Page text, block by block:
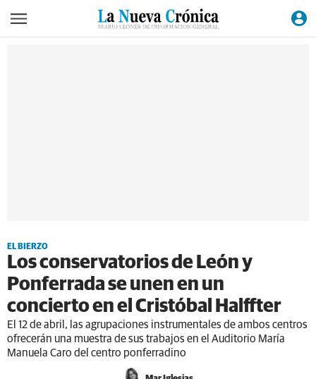
EL BIERZO
Los conservatorios de León y
Ponferrada se unen en un
concierto en el Cristóbal Halffter
El 12 de abril, las agrupaciones instrumentales de ambos centros
ofrecerán una muestra de sus trabajos en el Auditorio María
Manuela Caro del centro ponferradino